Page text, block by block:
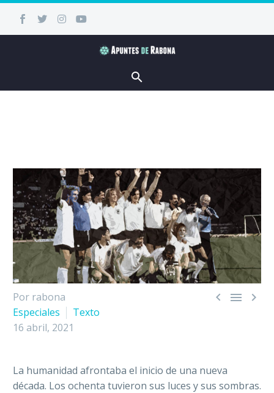
  
Por rabona
Especiales
Texto
16 abril, 2021
La humanidad afrontaba el inicio de una nueva
década. Los ochenta tuvieron sus luces y sus sombras.